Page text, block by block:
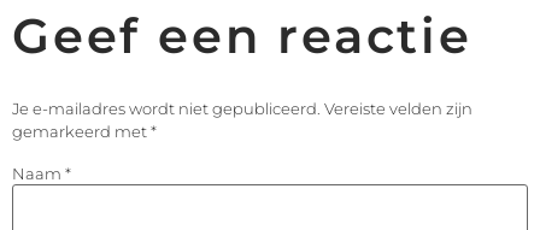
Geef een reactie
Je e-mailadres wordt niet gepubliceerd. Vereiste velden zijn
gemarkeerd met*
Naam *